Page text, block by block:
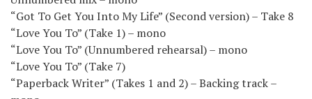
“Got To Get You Into My Life” (Second version) – Take 8
“Love You To” (Take 1) – mono
“Love You To” (Unnumbered rehearsal) – mono
“Love You To” (Take 7)
“Paperback Writer” (Takes 1 and 2) – Backing track –